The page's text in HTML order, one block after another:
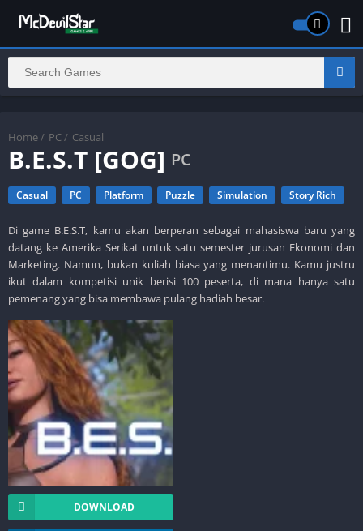
Home / PC / Casual
B.E.S.T [GOG] PC
Casual PC Platform Puzzle Simulation Story Rich
Di game B.E.S.T, kamu akan berperan sebagai mahasiswa baru yang
datang ke Amerika Serikat untuk satu semester jurusan Ekonomi dan
Marketing. Namun, bukan kuliah biasa yang menantimu. Kamu justru
ikut dalam kompetisi unik berisi 100 peserta, di mana hanya satu
pemenang yang bisa membawa pulang hadiah besar.
DOWNLOAD